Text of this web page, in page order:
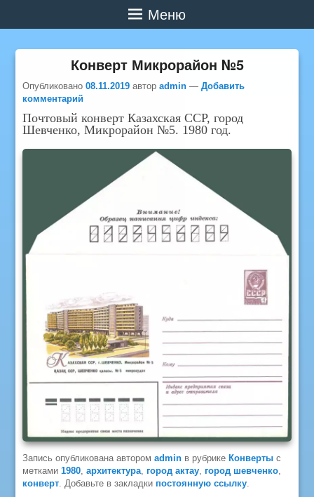
Меню
Конверт Микрорайон №5
Опубликовано08.11.2019 авторadmin —Добавить
комментарий
Почтовый конверт Казахская ССР, город
Шевченко, Микрорайон №5. 1980 год.
Запись опубликована авторомadmin в рубрикеКонверты с
метками1980 ,архитектура город актау город шевченко
конверт . Добавьте в закладки постоянную ссылку